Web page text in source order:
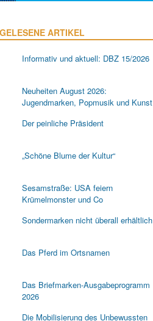
ARTIKEL
Informativ und aktuell: DBZ 15/2026
Neuheiten August 2026:
Jugendmarken, Popmusik und Kunst
Der peinliche Präsident
„Schöne Blume der Kultur“
Sesamstraße: USA feiern
Krümelmonster und Co
Sondermarken nicht überall erhältlich
Das Pferd im Ortsnamen
Das Briefmarken-Ausgabeprogramm
2026
Die Mobilisierung des Unbewussten